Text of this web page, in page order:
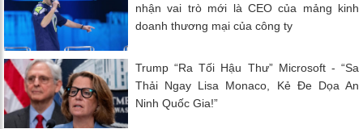
nhận vai trò mới là CEO của mảng kinh
doanh thương mại của công ty
Trump “Ra Tối Hậu Thư” Microsoft - “Sa
Thải Ngay Lisa Monaco, Kẻ Đe Dọa An
Ninh Quốc Gia!”